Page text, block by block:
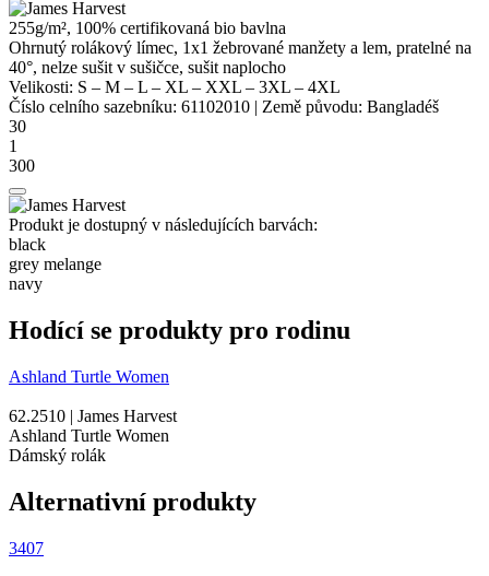
255g/m², 100% certifikovaná bio bavlna
Ohrnutý rolákový límec, 1x1 žebrované manžety a lem, pratelné na
40°, nelze sušit v sušičce, sušit naplocho
Velikosti: S – M – L – XL – XXL – 3XL – 4XL
Číslo celního sazebníku: 61102010 | Země původu: Bangladéš
30
1
300
Produkt je dostupný v následujících barvách:
black
grey melange
navy
Hodící se produkty pro rodinu
Ashland Turtle Women
62.2510 | James Harvest
Ashland Turtle Women
Dámský rolák
Alternativní produkty
3407